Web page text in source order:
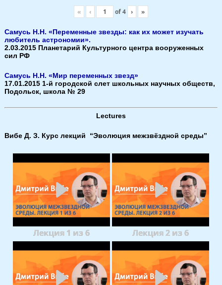
« ‹ of4 › »
Самусь Н.Н. «Переменные звезды: как их может изучать
любитель астрономии».
2.03.2015 Планетарий Культурного центра вооруженных
сил РФ
Самусь Н.Н. «Мир переменных звезд»
17.01.2015 1-й городской слет школьных научных обществ,
Подольск, школа № 29
Lectures
Вибе Д. З. Курс лекций “Эволюция межзвёздной среды”
Лекция 1 из 6 Лекция 2 из 6